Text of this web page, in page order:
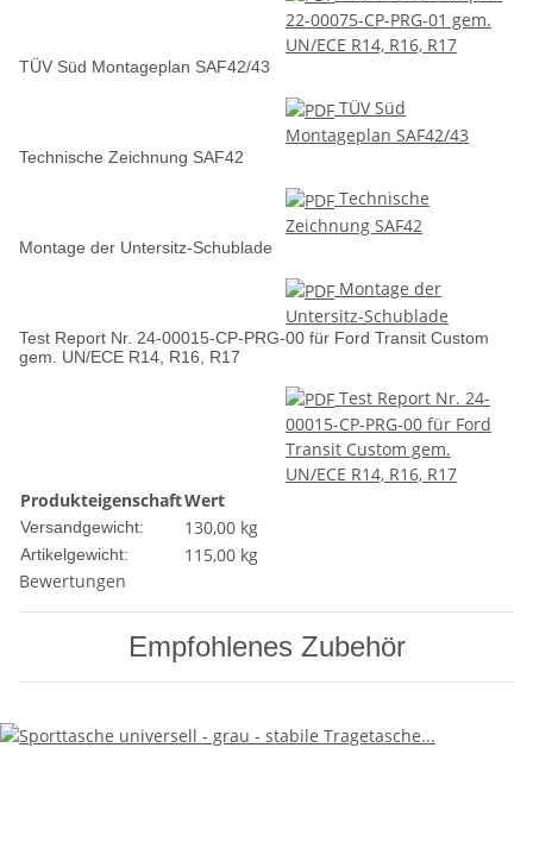
22-00075-CP-PRG-01 gem.
UN/ECE R14, R16, R17
TÜV Süd Montageplan SAF42/43
TÜV Süd
Montageplan SAF42/43
Technische Zeichnung SAF42
Technische
Zeichnung SAF42
Montage der Untersitz-Schublade
Montage der
Untersitz-Schublade
Test Report Nr. 24-00015-CP-PRG-00 für Ford Transit Custom
gem. UN/ECE R14, R16, R17
Test Report Nr. 24-
00015-CP-PRG-00 für Ford
Transit Custom gem.
UN/ECE R14, R16, R17
ProdukteigenschaftWert
Versandgewicht: 130,00 kg
Artikelgewicht: 115,00 kg
Bewertungen
Empfohlenes Zubehör